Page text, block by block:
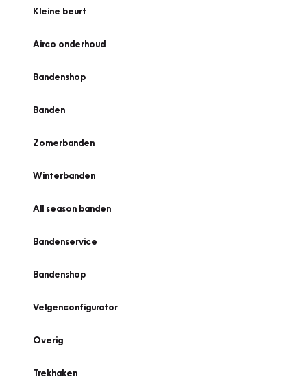
Kleine beurt
Airco onderhoud
Bandenshop
Banden
Zomerbanden
Winterbanden
All season banden
Bandenservice
Bandenshop
Velgenconfigurator
Overig
Trekhaken